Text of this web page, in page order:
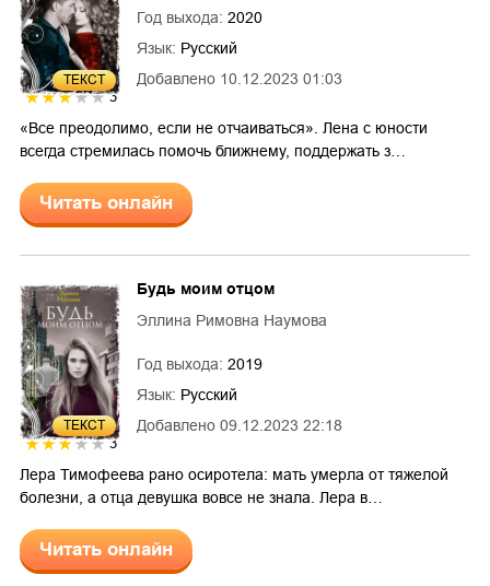
ТЕКСТ
3
Добавлено 10.12.2023 01:03
Год выхода: 2020
Язык: Русский
«Все преодолимо, если не отчаиваться». Лена с юности
всегда стремилась помочь ближнему, поддержать з…
Читать онлайн
ТЕКСТ
3
Добавлено 09.12.2023 22:18
Будь моим отцом
Эллина Римовна Наумова
Год выхода: 2019
Язык: Русский
Лера Тимофеева рано осиротела: мать умерла от тяжелой
болезни, а отца девушка вовсе не знала. Лера в…
Читать онлайн